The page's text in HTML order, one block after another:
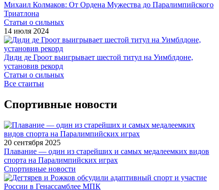
Михаил Колмаков: От Ордена Мужества до Паралимпийского
Триатлона
Статьи о сильных
14 июля 2024
Диди де Гроот выигрывает шестой титул на Уимблдоне,
установив рекорд
Статьи о сильных
Все стаитьи
Спортивные новости
20 сентября 2025
Плавание — один из старейших и самых медалеемких видов
спорта на Паралимпийских играх
Спортивные новости